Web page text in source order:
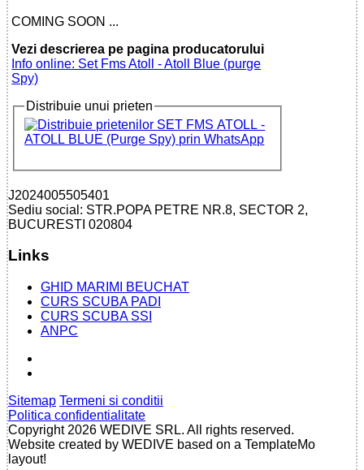
COMING SOON ...
Vezi descrierea pe pagina producatorului
Info online: Set Fms Atoll - Atoll Blue (purge
Spy)
Distribuie unui prieten
J2024005505401
Sediu social: STR.POPA PETRE NR.8, SECTOR 2,
BUCURESTI 020804
Links
GHID MARIMI BEUCHAT
CURS SCUBA PADI
CURS SCUBA SSI
ANPC
Sitemap Termeni si conditii
Politica confidentialitate
Copyright 2026 WEDIVE SRL. All rights reserved.
Website created by WEDIVE based on a TemplateMo
layout!